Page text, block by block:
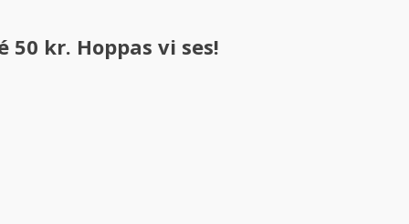
kr. Hoppas vi ses!